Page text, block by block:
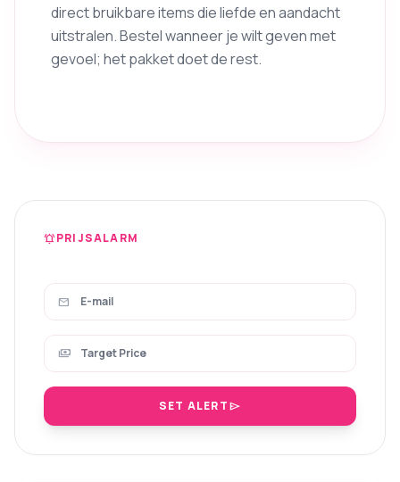
direct bruikbare items die liefde en aandacht
uitstralen. Bestel wanneer je wilt geven met
gevoel; het pakket doet de rest.
notifications_activePRIJSALARM
mail
payments
SET ALERTsend